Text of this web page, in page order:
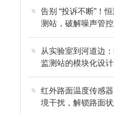
告别 “投诉不断”！
测站，破解噪声管
从实验室到河道边
监测站的模块化设
破
红外路面温度传感
境干扰，解锁路面